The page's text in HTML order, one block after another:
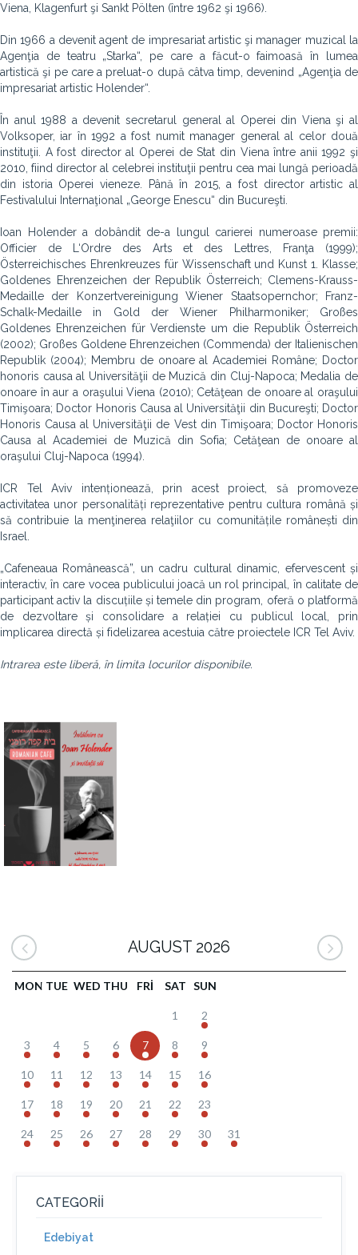
Viena, Klagenfurt şi Sankt Pölten (între 1962 şi 1966).
Din 1966 a devenit agent de impresariat artistic şi manager muzical la
Agenţia de teatru „Starka“, pe care a făcut-o faimoasă în lumea
artistică şi pe care a preluat-o după câtva timp, devenind „Agenţia de
impresariat artistic Holender“.
În anul 1988 a devenit secretarul general al Operei din Viena şi al
Volksoper, iar în 1992 a fost numit manager general al celor două
instituţii. A fost director al Operei de Stat din Viena între anii 1992 şi
2010, fiind director al celebrei instituţii pentru cea mai lungă perioadă
din istoria Operei vieneze. Până în 2015, a fost director artistic al
Festivalului Internaţional „George Enescu“ din Bucureşti.
Ioan Holender a dobândit de-a lungul carierei numeroase premii:
Officier de L‘Ordre des Arts et des Lettres, Franţa (1999);
Österreichisches Ehrenkreuzes für Wissenschaft und Kunst 1. Klasse;
Goldenes Ehrenzeichen der Republik Österreich; Clemens-Krauss-
Medaille der Konzertvereinigung Wiener Staatsopernchor; Franz-
Schalk-Medaille in Gold der Wiener Philharmoniker; Großes
Goldenes Ehrenzeichen für Verdienste um die Republik Österreich
(2002); Großes Goldene Ehrenzeichen (Commenda) der Italienischen
Republik (2004); Membru de onoare al Academiei Române; Doctor
honoris causa al Universităţii de Muzică din Cluj-Napoca; Medalia de
onoare în aur a oraşului Viena (2010); Cetăţean de onoare al oraşului
Timişoara; Doctor Honoris Causa al Universităţii din Bucureşti; Doctor
Honoris Causa al Universităţii de Vest din Timişoara; Doctor Honoris
Causa al Academiei de Muzică din Sofia; Cetăţean de onoare al
oraşului Cluj-Napoca (1994).
ICR Tel Aviv intenționează, prin acest proiect, să promoveze
activitatea unor personalități reprezentative pentru cultura română și
să contribuie la menţinerea relaţiilor cu comunitățile românești din
Israel.
„Cafeneaua Românească”, un cadru cultural dinamic, efervescent și
interactiv, în care vocea publicului joacă un rol principal, în calitate de
participant activ la discuțiile și temele din program, oferă o platformă
de dezvoltare și consolidare a relației cu publicul local, prin
implicarea directă și fidelizarea acestuia către proiectele ICR Tel Aviv.
Intrarea este liberă, în limita locurilor disponibile.
AUGUST 2026
MON TUE WED THU FRI SAT SUN
1 2
3 4 5 6 7 8 9
10 11 12 13 14 15 16
17 18 19 20 21 22 23
24 25 26 27 28 29 30 31
CATEGORII
Edebiyat